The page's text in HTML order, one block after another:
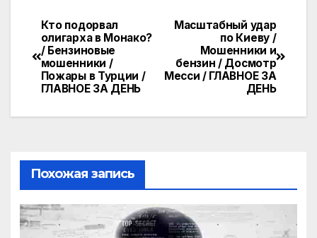
e
gr
a
m
n
o
kl
a
s
ni
ki
itt
п
р
а
и
Навигация
по
записям
Масштабный удар
по Киеву /
Мошенники и
бензин / Досмотр
Месси / ГЛАВНОЕ ЗА
ДЕНЬ
Кто подорвал
олигарха в Монако?
/ Бензиновые
мошенники /
Пожары в Турции /
ГЛАВНОЕ ЗА ДЕНЬ
Похожая запись